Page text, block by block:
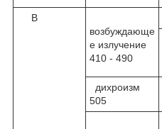
B
возбуждающе
е излучение
410 - 490
дихроизм
505